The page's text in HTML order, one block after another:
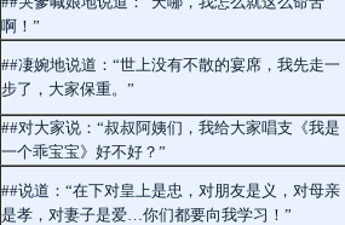
啊！”
##凄婉地说道：“世上没有不散的宴席，我先走一
步了，大家保重。”
##对大家说：“叔叔阿姨们，我给大家唱支《我是
一个乖宝宝》好不好？”
##说道：“在下对皇上是忠，对朋友是义，对母亲
是孝，对妻子是爱…你们都要向我学习！”